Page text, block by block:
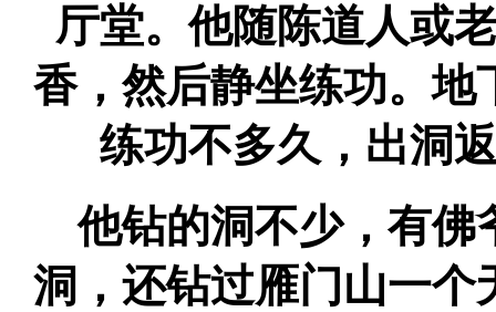
厅堂。他随陈道人或
香，然后静坐练功。地
练功不多久，出洞
他钻的洞不少，有佛
洞，还钻过雁门山一个